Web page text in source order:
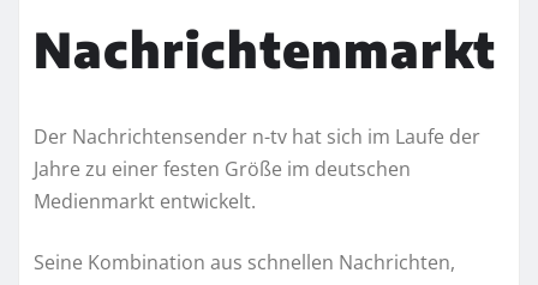
Nachrichtenmarkt
Der Nachrichtensender n-tv hat sich im Laufe der
Jahre zu einer festen Größe im deutschen
Medienmarkt entwickelt.
Seine Kombination aus schnellen Nachrichten,